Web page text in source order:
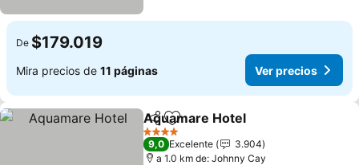
De $179.019
Mira precios de 11 páginas Ver precios
CompartirAgregar a favoritos
Aquamare Hotel
4 Estrellas
9,0 Excelente
3.904
a 1.0 km de: Johnny Cay